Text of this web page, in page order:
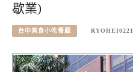
歇業)
台中美食小吃餐廳 RYOHEI0221